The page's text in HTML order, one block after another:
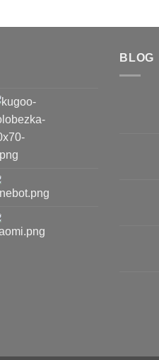
BLOG